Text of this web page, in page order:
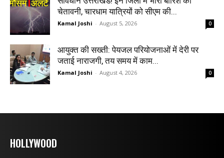
चेतावनी, चारधाम यात्रियों को सीएम की...
Kamal Joshi - August 5, 2026 0
आयुक्त की सख्ती: पेयजल परियोजनाओं में देरी पर
जताई नाराजगी, तय समय में काम...
Kamal Joshi - August 4, 2026 0
HOLLYWOOD